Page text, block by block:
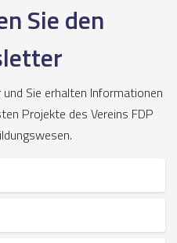
Sie den
Sie erhalten Informationen
Projekte des Vereins FDP